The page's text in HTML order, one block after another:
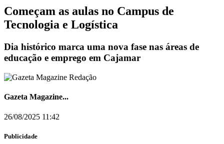
Começam as aulas no Campus de
Tecnologia e Logística
Dia histórico marca uma nova fase nas áreas de
educação e emprego em Cajamar
Gazeta Magazine...
26/08/2025 11:42
Publicidade